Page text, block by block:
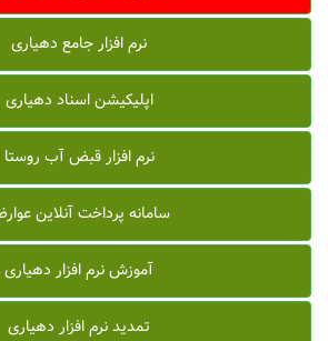
نرم افزار جامع دهیاری
اپلیکیشن اسناد دهیاری
نرم افزار قبض آب روستا
سامانه پرداخت آنلاین
آموزش نرم افزار دهیاری
تمدید نرم افزار دهیاری